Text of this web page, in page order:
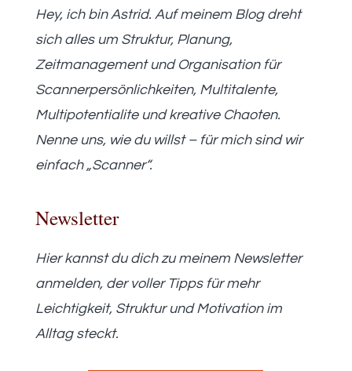
Hey, ich bin Astrid. Auf meinem Blog dreht
sich alles um Struktur, Planung,
Zeitmanagement und Organisation für
Scannerpersönlichkeiten, Multitalente,
Multipotentialite und kreative Chaoten.
Nenne uns, wie du willst – für mich sind wir
einfach „Scanner“.
Newsletter
Hier kannst du dich zu meinem Newsletter
anmelden, der voller Tipps für mehr
Leichtigkeit, Struktur und Motivation im
Alltag steckt.